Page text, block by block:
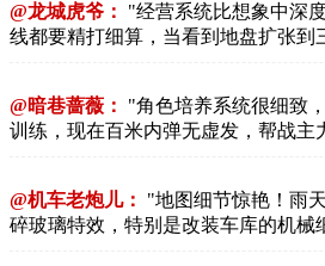
@龙城虎爷：
"经营系统比想象中深
线都要精打细算，当看到地盘扩张到
@暗巷蔷薇：
"角色培养系统很细致
训练，现在百米内弹无虚发，帮战主
@机车老炮儿：
"地图细节惊艳！雨
碎玻璃特效，特别是改装车库的机械